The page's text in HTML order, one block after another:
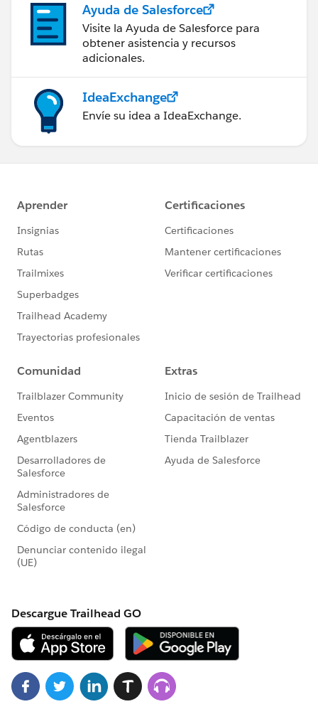
Ayuda de Salesforce
Visite la Ayuda de Salesforce para
obtener asistencia y recursos
adicionales.
IdeaExchange
Envíe su idea a IdeaExchange.